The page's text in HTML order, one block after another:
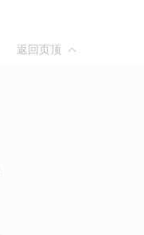
返回页顶